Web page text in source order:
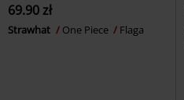
69.90 zł
Strawhat One Piece Flaga